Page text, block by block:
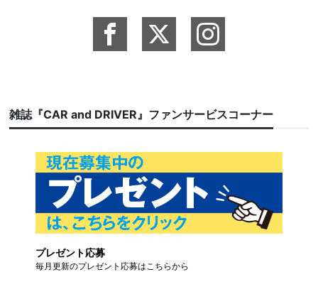
雑誌『CAR and DRIVER』ファンサービスコーナー
プレゼント応募
毎月更新のプレゼント応募はこちらから